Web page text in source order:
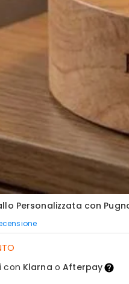
Personalizzata con
con Klarna oAfterpay